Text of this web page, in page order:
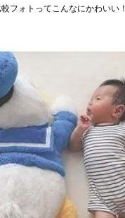
フォトってこんなにかわいい！